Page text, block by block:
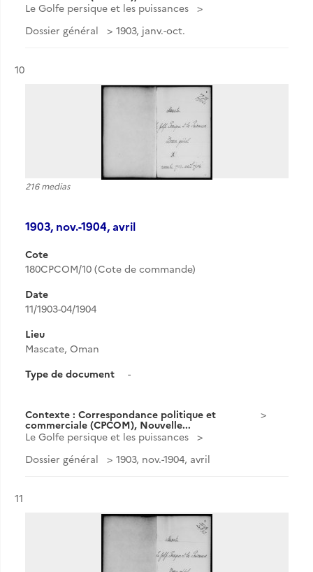
Le Golfe persique et les puissances
Dossier général
1903, janv.-oct.
Résultat n°
10
216 medias
1903, nov.-1904, avril
Cote
180CPCOM/10 (Cote de commande)
Date
11/1903-04/1904
Lieu
Mascate, Oman
Type de document
-
Contexte : Correspondance politique et
commerciale (CPCOM), Nouvelle...
Le Golfe persique et les puissances
Dossier général
1903, nov.-1904, avril
Résultat n°
11